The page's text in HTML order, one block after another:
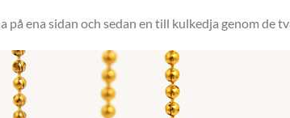
ena sidan och sedan en till kulkedja genom de